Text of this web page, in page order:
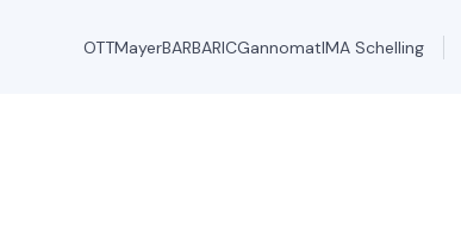
OTTMayerBARBARICGannomatIMA Schelling